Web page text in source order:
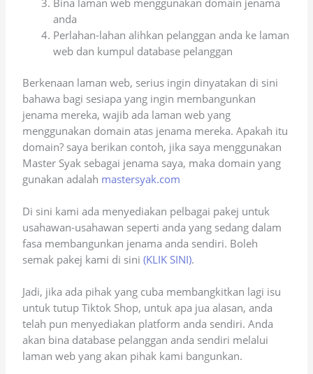
anda
Perlahan-lahan alihkan pelanggan anda ke laman
web dan kumpul database pelanggan
Berkenaan laman web, serius ingin dinyatakan di sini
bahawa bagi sesiapa yang ingin membangunkan
jenama mereka, wajib ada laman web yang
menggunakan domain atas jenama mereka. Apakah itu
domain? saya berikan contoh, jika saya menggunakan
Master Syak sebagai jenama saya, maka domain yang
gunakan adalah mastersyak.com
Di sini kami ada menyediakan pelbagai pakej untuk
usahawan-usahawan seperti anda yang sedang dalam
fasa membangunkan jenama anda sendiri. Boleh
semak pakej kami di sini(KLIK SINI).
Jadi, jika ada pihak yang cuba membangkitkan lagi isu
untuk tutup Tiktok Shop, untuk apa jua alasan, anda
telah pun menyediakan platform anda sendiri. Anda
akan bina database pelanggan anda sendiri melalui
laman web yang akan pihak kami bangunkan.